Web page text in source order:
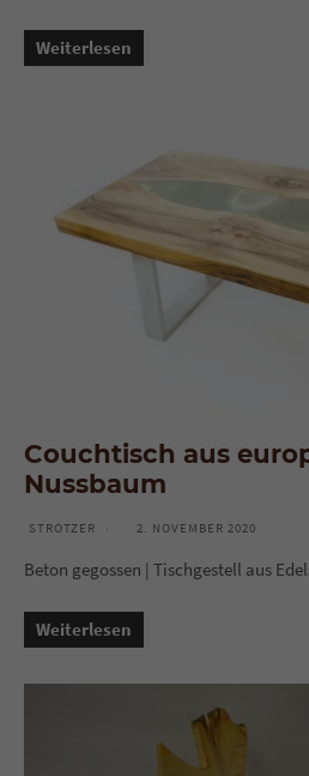
Weiterlesen
Couchtisch aus
Nussbaum
STROTZER 2. NOVEMBER 2020
Beton gegossen | Tischgestell aus
Weiterlesen